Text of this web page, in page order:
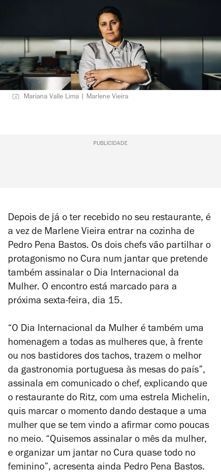
Mariana Valle Lima | Marlene Vieira
PUBLICIDADE
Depois de já o ter recebido no seu restaurante, é
a vez de Marlene Vieira entrar na cozinha de
Pedro Pena Bastos. Os dois chefs vão partilhar o
protagonismo no Cura num jantar que pretende
também assinalar o Dia Internacional da
Mulher. O encontro está marcado para a
próxima sexta-feira, dia 15.
“O Dia Internacional da Mulher é também uma
homenagem a todas as mulheres que, à frente
ou nos bastidores dos tachos, trazem o melhor
da gastronomia portuguesa às mesas do país”,
assinala em comunicado o chef, explicando que
o restaurante do Ritz, com uma estrela Michelin,
quis marcar o momento dando destaque a uma
mulher que se tem vindo a afirmar como poucas
no meio. “Quisemos assinalar o mês da mulher,
e organizar um jantar no Cura quase todo no
feminino”, acresenta ainda Pedro Pena Bastos.